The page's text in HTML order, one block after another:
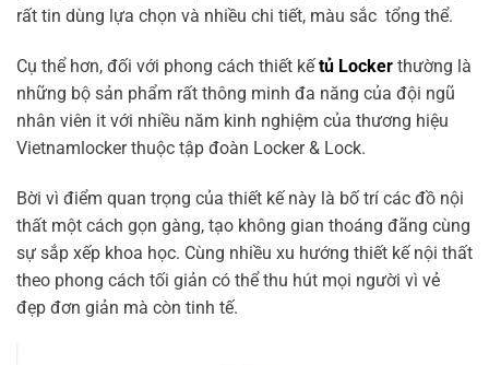
rất tin dùng lựa chọn và nhiều chi tiết, màu sắc tổng thể.
Cụ thể hơn, đối với phong cách thiết kếtủ Locker thường là
những bộ sản phẩm rất thông minh đa năng của đội ngũ
nhân viên it với nhiều năm kinh nghiệm của thương hiệu
Vietnamlocker thuộc tập đoàn Locker & Lock.
Bời vì điểm quan trọng của thiết kế này là bố trí các đồ nội
thất một cách gọn gàng, tạo không gian thoáng đãng cùng
sự sắp xếp khoa học. Cùng nhiều xu hướng thiết kế nội thất
theo phong cách tối giản có thể thu hút mọi người vì vẻ
đẹp đơn giản mà còn tinh tế.